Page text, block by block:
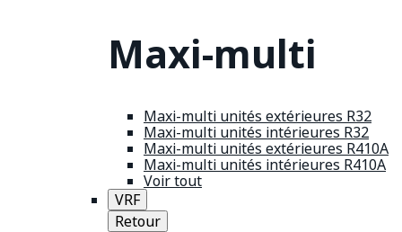
Maxi-multi
Maxi-multi unités extérieures R32
Maxi-multi unités intérieures R32
Maxi-multi unités extérieures R410A
Maxi-multi unités intérieures R410A
Voir tout
VRF
Retour